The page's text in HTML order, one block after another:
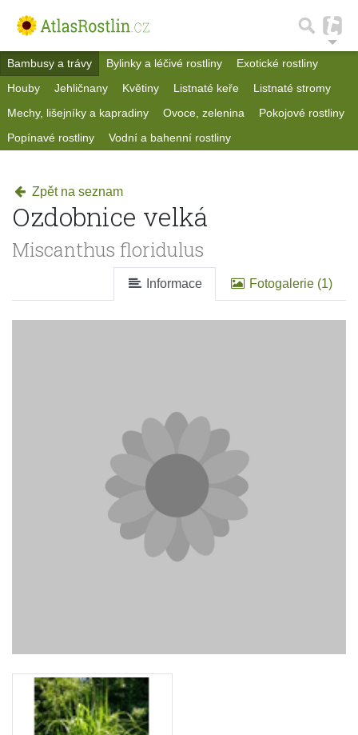
Bambusy a trávy Bylinky a léčivé rostliny
Exotické rostliny
Houby
Jehličnany Květiny Listnaté keře
Listnaté stromy
Mechy, lišejníky a kapradiny
Ovoce, zelenina
Pokojové rostliny
Popínavé rostliny
Vodní a bahenní rostliny
Zpět na seznam
Ozdobnice velká
Miscanthus floridulus
Informace Fotogalerie (1)